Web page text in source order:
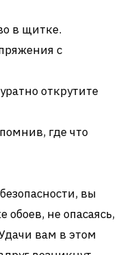
в щитке.
с
открутите
где что
вы
обоев, не опасаясь,
вам в этом